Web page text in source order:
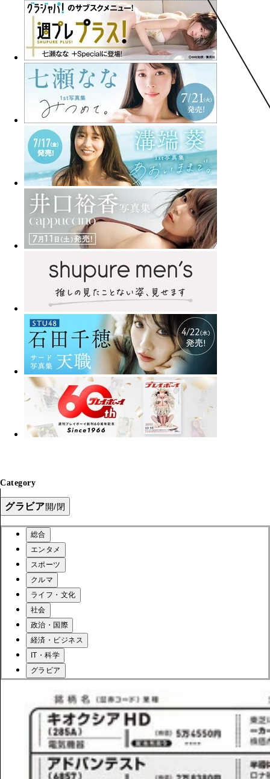
Category
グラビア開/閉
総合
エンタメ
スポーツ
クルマ
ライフ・文化
社会
政治・国際
経済・ビジネス
IT・科学
グラビア